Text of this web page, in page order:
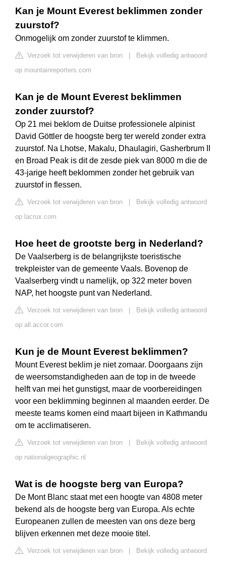
Kan je Mount Everest beklimmen zonder
zuurstof?
Onmogelijk om zonder zuurstof te klimmen.
Verzoek tot verwijderen van bron
Bekijk volledig antwoord
op mountainreporters.com
Kan je de Mount Everest beklimmen
zonder zuurstof?
Op 21 mei beklom de Duitse professionele alpinist
David Göttler de hoogste berg ter wereld zonder extra
zuurstof. Na Lhotse, Makalu, Dhaulagiri, Gasherbrum II
en Broad Peak is dit de zesde piek van 8000 m die de
43-jarige heeft beklommen zonder het gebruik van
zuurstof in flessen.
Verzoek tot verwijderen van bron
Bekijk volledig antwoord
op lacrux.com
Hoe heet de grootste berg in Nederland?
De Vaalserberg is de belangrijkste toeristische
trekpleister van de gemeente Vaals. Bovenop de
Vaalserberg vindt u namelijk, op 322 meter boven
NAP, het hoogste punt van Nederland.
Verzoek tot verwijderen van bron
Bekijk volledig antwoord
op all.accor.com
Kun je de Mount Everest beklimmen?
Mount Everest beklim je niet zomaar. Doorgaans zijn
de weersomstandigheden aan de top in de tweede
helft van mei het gunstigst, maar de voorbereidingen
voor een beklimming beginnen al maanden eerder. De
meeste teams komen eind maart bijeen in Kathmandu
om te acclimatiseren.
Verzoek tot verwijderen van bron
Bekijk volledig antwoord
op nationalgeographic.nl
Wat is de hoogste berg van Europa?
De Mont Blanc staat met een hoogte van 4808 meter
bekend als de hoogste berg van Europa. Als echte
Europeanen zullen de meesten van ons deze berg
blijven erkennen met deze mooie titel.
Verzoek tot verwijderen van bron
Bekijk volledig antwoord